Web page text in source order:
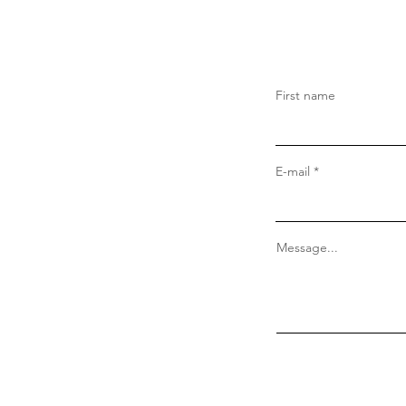
First name
E-mail
Message...